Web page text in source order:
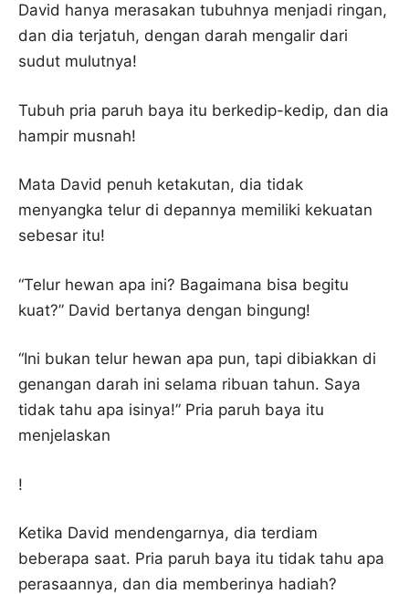
David hanya merasakan tubuhnya menjadi ringan,
dan dia terjatuh, dengan darah mengalir dari
sudut mulutnya!
Tubuh pria paruh baya itu berkedip-kedip, dan dia
hampir musnah!
Mata David penuh ketakutan, dia tidak
menyangka telur di depannya memiliki kekuatan
sebesar itu!
“Telur hewan apa ini? Bagaimana bisa begitu
kuat?” David bertanya dengan bingung!
“Ini bukan telur hewan apa pun, tapi dibiakkan di
genangan darah ini selama ribuan tahun. Saya
tidak tahu apa isinya!” Pria paruh baya itu
menjelaskan
!
Ketika David mendengarnya, dia terdiam
beberapa saat. Pria paruh baya itu tidak tahu apa
perasaannya, dan dia memberinya hadiah?